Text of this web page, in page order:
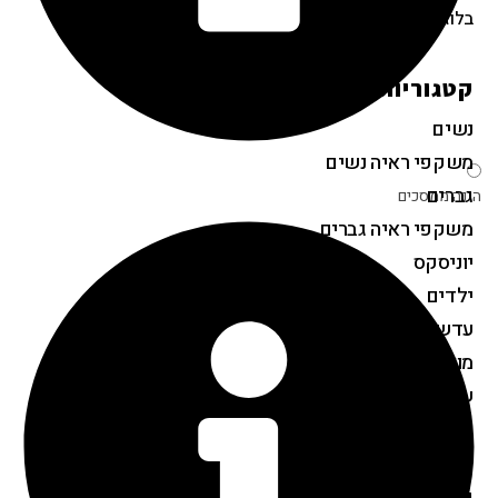
הגנה ממסכים
בלוג
קטגוריות המוצרים
נשים
משקפי ראיה נשים
גברים
משקפי ראיה גברים
יוניסקס
ילדים
עדשות מגע
מוצרים נלווים
שאלות נפוצות
מבצעים